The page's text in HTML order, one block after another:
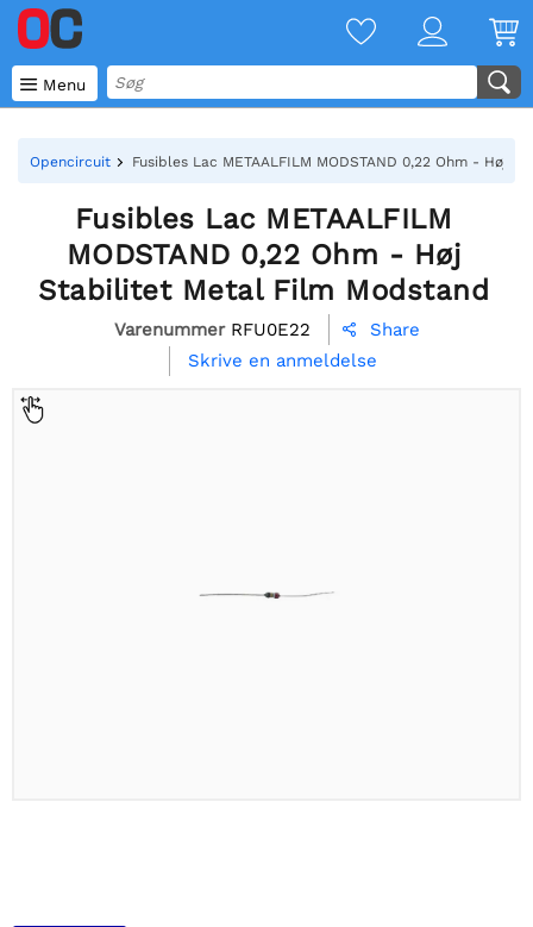
 Menu
Opencircuit Fusibles Lac METAALFILM MODSTAND 0,22 Ohm - Høj
Fusibles Lac METAALFILM
MODSTAND 0,22 Ohm - Høj
Stabilitet Metal Film Modstand
Varenummer RFU0E22 
Share
Skrive en anmeldelse